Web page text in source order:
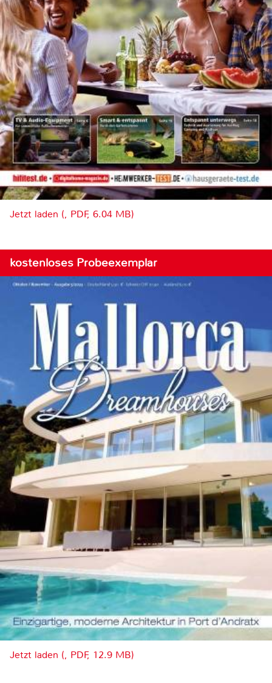
Jetzt laden (, PDF, 6.04 MB)
kostenloses Probeexemplar
Jetzt laden (, PDF, 12.9 MB)